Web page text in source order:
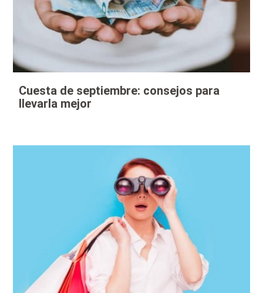
Cuesta de septiembre: consejos para
llevarla mejor